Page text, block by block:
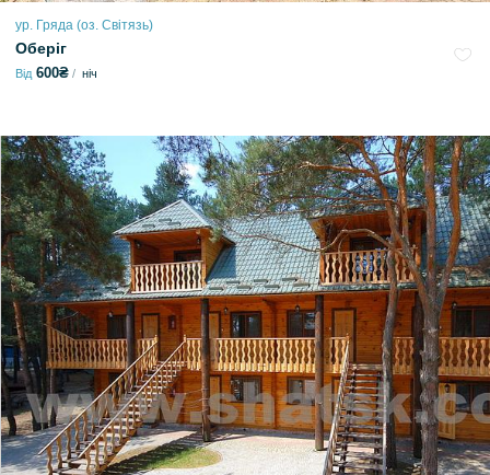
ур. Гряда (оз. Світязь)
Оберіг
Від 600₴ ніч